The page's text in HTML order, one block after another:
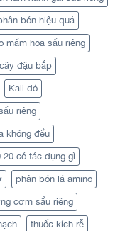
bón hiệu quả
mầm hoa sầu riêng
đậu bắp
Kali đỏ
riêng
không đều
20 có tác dụng gì
phân bón lá amino
cơm sầu riêng
thuốc kích rễ